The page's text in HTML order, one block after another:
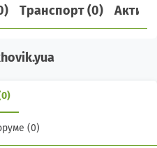
Транспорт (0)
(0)